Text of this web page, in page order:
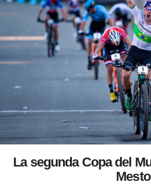
La segunda Copa del
Mesto